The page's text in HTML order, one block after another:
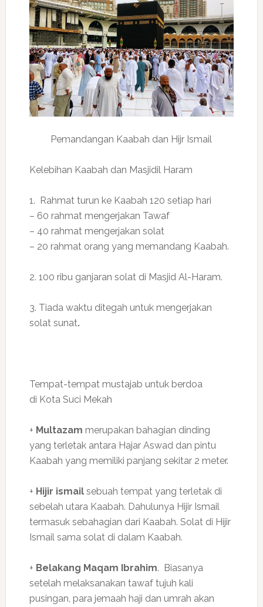
Pemandangan Kaabah dan Hijr Ismail
Kelebihan Kaabah dan Masjidil Haram
1. Rahmat turun ke Kaabah 120 setiap hari
– 60 rahmat mengerjakan Tawaf
– 40 rahmat mengerjakan solat
– 20 rahmat orang yang memandang Kaabah.
2. 100 ribu ganjaran solat di Masjid Al-Haram.
3. Tiada waktu ditegah untuk mengerjakan
solat sunat.
Tempat-tempat mustajab untuk berdoa
di Kota Suci Mekah
+ Multazam merupakan bahagian dinding
yang terletak antara Hajar Aswad dan pintu
Kaabah yang memiliki panjang sekitar 2 meter.
+ Hijir ismailsebuah tempat yang terletak di
sebelah utara Kaabah. Dahulunya Hijir Ismail
termasuk sebahagian dari Kaabah. Solat di Hijir
Ismail sama solat di dalam Kaabah.
+ Belakang Maqam Ibrahim. Biasanya
setelah melaksanakan tawaf tujuh kali
pusingan, para jemaah haji dan umrah akan